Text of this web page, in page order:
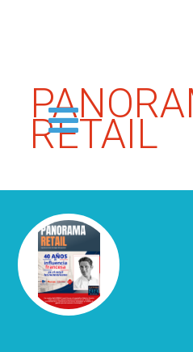
RETAIL